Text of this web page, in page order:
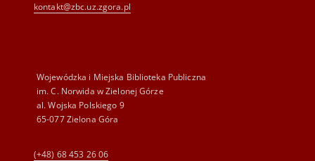
kontakt@zbc.uz.zgora.pl
Wojewódzka i Miejska Biblioteka Publiczna
im. C. Norwida w Zielonej Górze
al. Wojska Polskiego 9
65-077 Zielona Góra
(+48) 68 453 26 06